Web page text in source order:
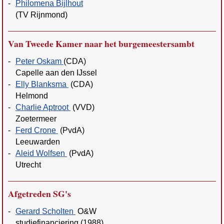
-
Philomena Bijlhout
(TV Rijnmond)
Van Tweede Kamer naar het burgemeestersambt
- Peter Oskam (CDA)
Capelle aan den IJssel
-
Elly Blanksma (CDA)
Helmond
- Charlie Aptroot (VVD)
Zoetermeer
-
Ferd Crone (PvdA)
Leeuwarden
- Aleid Wolfsen (PvdA)
Utrecht
Afgetreden SG's
- Gerard Scholten O&W